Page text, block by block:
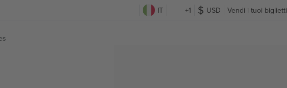
IT +1 USD Vendi i tuoi biglietti